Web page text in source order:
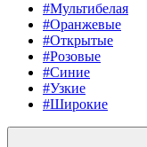
#Мультибелая
#Оранжевые
#Открытые
#Розовые
#Синие
#Узкие
#Широкие